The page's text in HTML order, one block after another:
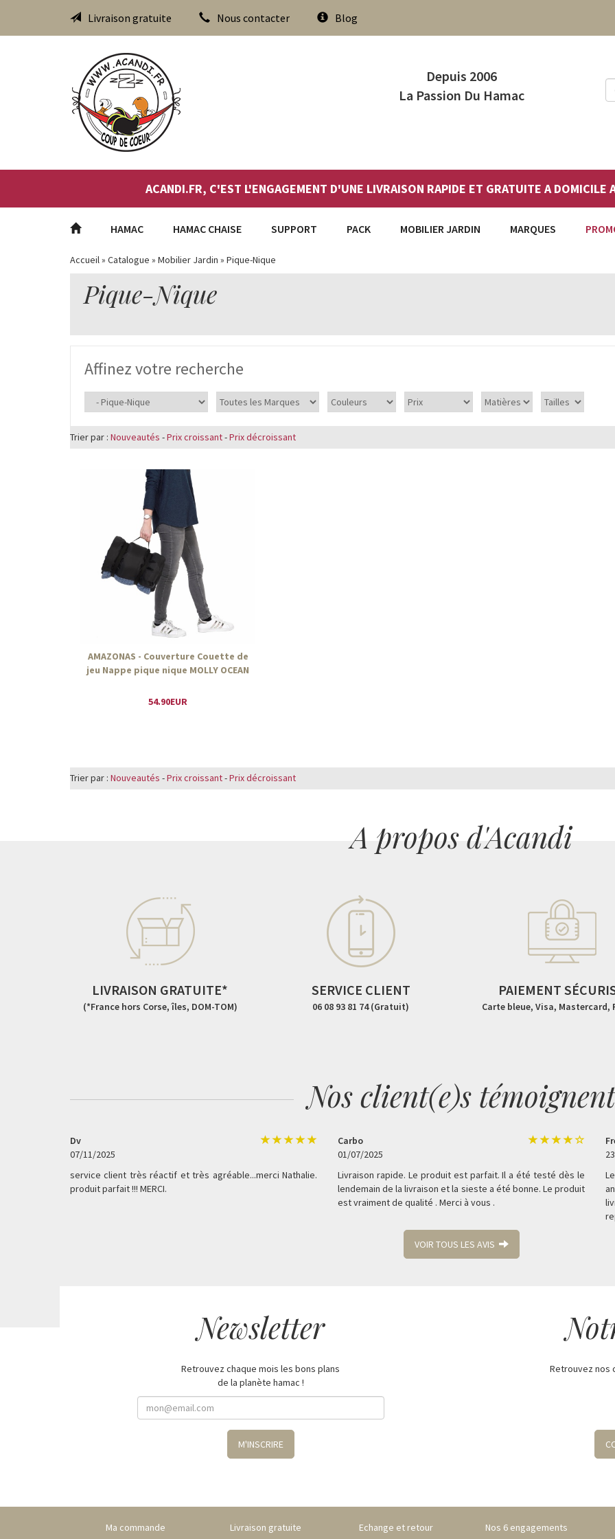
Livraison gratuite Nous contacter Blog
Depuis 2006
La Passion Du Hamac
ACANDI.FR, C'EST L'ENGAGEMENT D'UNE LIVRAISON RAPIDE ET GRATUITE A DOMICILE
HAMAC HAMAC CHAISE SUPPORT PACK MOBILIER JARDIN MARQUES
Accueil» Catalogue » Mobilier Jardin » Pique-Nique
Pique-Nique
Affinez votre recherche
Trier par : Nouveautés -Prix croissant-Prix décroissant
AMAZONAS - Couverture Couette de
jeu Nappe pique nique MOLLY OCEAN
54.90EUR
Trier par : Nouveautés -Prix croissant-Prix décroissant
A propos d'Acandi
LIVRAISON GRATUITE*
(*France hors Corse, îles, DOM-TOM)
SERVICE CLIENT
06 08 93 81 74 (Gratuit)
PAIEMENT
Carte bleue, Visa, Mastercard,
Nos client(e)s témoignent
Dv
07/11/2025
service client très réactif et très agréable...merci Nathalie.
produit parfait !!! MERCI.
Carbo
01/07/2025
Livraison rapide. Le produit est parfait. Il a été testé dès le
lendemain de la livraison et la sieste a été bonne. Le produit
est vraiment de qualité . Merci à vous .
VOIR TOUS LES AVIS
Newsletter
Retrouvez chaque mois les bons plans
de la planète hamac !
M'INSCRIRE
Retrouvez nos
Ma commande Livraison gratuite Echange et retour Nos 6 engagements